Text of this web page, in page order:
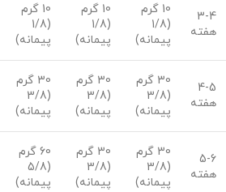
3-4
هفته
10 گرم
(1/8
پیمانه)
10 گرم
(1/8
پیمانه)
10 گرم
(1/8
پیمانه)
4-5
هفته
30 گرم
(3/8
پیمانه)
30 گرم
(3/8
پیمانه)
30 گرم
(3/8
پیمانه)
5-6
هفته
30 گرم
(3/8
پیمانه)
30 گرم
(3/8
پیمانه)
60 گرم
(5/8
پیمانه)